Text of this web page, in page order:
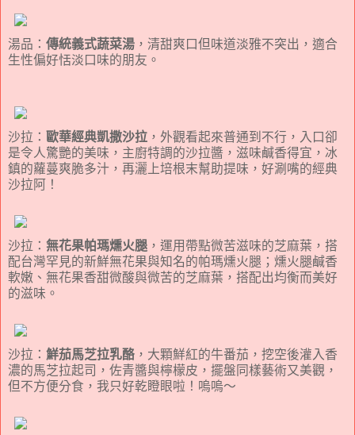
湯品： 傳統義式蔬菜湯 ，清甜爽口但味道淡雅不突出，適合
生性偏好恬淡口味的朋友。
沙拉： 歐華經典凱撒沙拉 ，外觀看起來普通到不行，入口卻
是令人驚艷的美味，主廚特調的沙拉醬，滋味鹹香得宜，冰
鎮的蘿蔓爽脆多汁，再灑上培根末幫助提味，好涮嘴的經典
沙拉阿！
沙拉： 無花果帕瑪燻火腿 ，運用帶點微苦滋味的芝麻葉，搭
配台灣罕見的新鮮無花果與知名的帕瑪燻火腿；燻火腿鹹香
軟嫩、無花果香甜微酸與微苦的芝麻葉，搭配出均衡而美好
的滋味。
沙拉： 鮮茄馬芝拉乳酪 ，大顆鮮紅的牛番茄，挖空後灌入香
濃的馬芝拉起司，佐青醬與檸檬皮，擺盤同樣藝術又美觀，
但不方便分食，我只好乾瞪眼啦！嗚嗚～